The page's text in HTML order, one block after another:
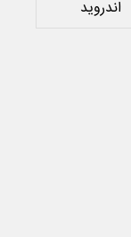
اندروید